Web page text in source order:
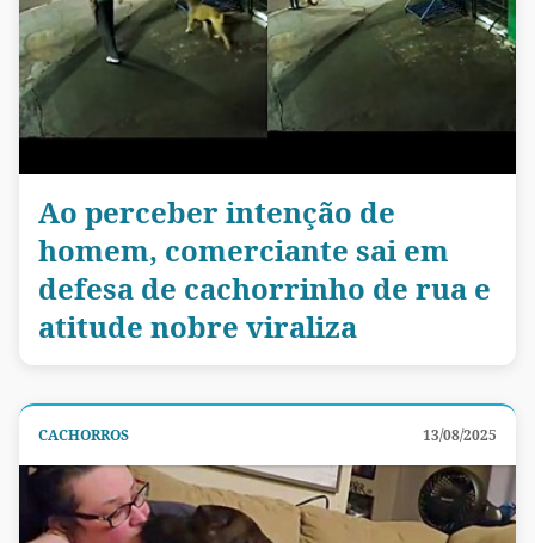
Ao perceber intenção de
homem, comerciante sai em
defesa de cachorrinho de rua e
atitude nobre viraliza
CACHORROS 13/08/2025